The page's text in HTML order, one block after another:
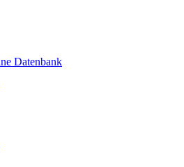
Datenbank